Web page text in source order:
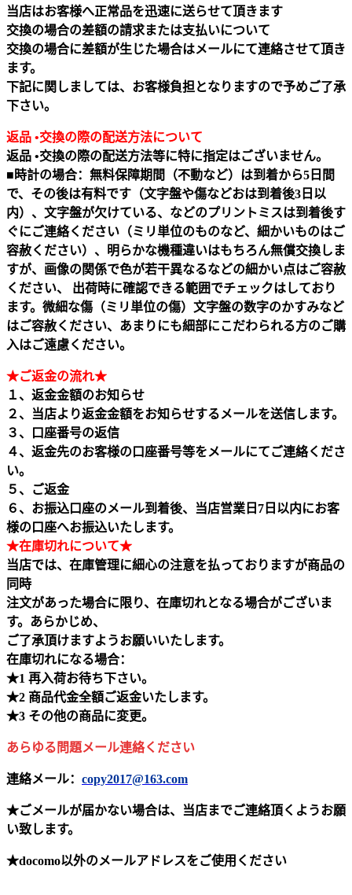
当店はお客様へ正常品を迅速に送らせて頂きます
交換の場合の差額の請求または支払いについて
交換の場合に差額が生じた場合はメールにて連絡させて頂き
ます。
下記に関しましては、お客様負担となりますので予めご了承
下さい。
返品 •交換の際の配送方法について
返品 •交換の際の配送方法等に特に指定はございません。
■時計の場合：無料保障期間（不動など）は到着から5日間
で、その後は有料です（文字盤や傷などおは到着後3日以
内）、文字盤が欠けている、などのプリントミスは到着後す
ぐにご連絡ください（ミリ単位のものなど、細かいものはご
容赦ください）、明らかな機種違いはもちろん無償交換しま
すが、画像の関係で色が若干異なるなどの細かい点はご容赦
ください、 出荷時に確認できる範囲でチェックはしており
ます。微細な傷（ミリ単位の傷）文字盤の数字のかすみなど
はご容赦ください、あまりにも細部にこだわられる方のご購
入はご遠慮ください。
★ご返金の流れ★
１、返金金額のお知らせ
２、当店より返金金額をお知らせするメールを送信します。
３、口座番号の返信
４、返金先のお客様の口座番号等をメールにてご連絡くださ
い。
５、ご返金
６、お振込口座のメール到着後、当店営業日7日以内にお客
様の口座へお振込いたします。
★在庫切れについて★
当店では、在庫管理に細心の注意を払っておりますが商品の
同時
注文があった場合に限り、在庫切れとなる場合がございま
す。あらかじめ、
ご了承頂けますようお願いいたします。
在庫切れになる場合：
★1 再入荷お待ち下さい。
★2 商品代金全額ご返金いたします。
★3 その他の商品に変更。
あらゆる問題メール連絡ください
連絡メール： copy2017@163.com
★ごメールが届かない場合は、当店までご連絡頂くようお願
い致します。
★docomo以外のメールアドレスをご使用ください